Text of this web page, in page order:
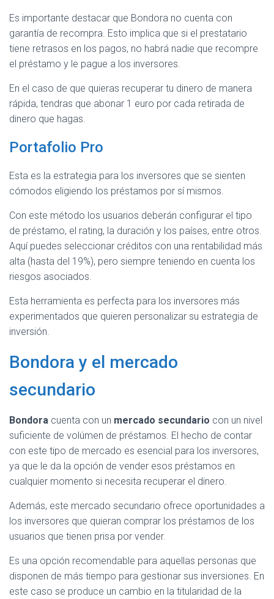
Es importante destacar que Bondora no cuenta con
garantía de recompra. Esto implica que si el prestatario
tiene retrasos en los pagos, no habrá nadie que recompre
el préstamo y le pague a los inversores.
En el caso de que quieras recuperar tu dinero de manera
rápida, tendras que abonar 1 euro por cada retirada de
dinero que hagas.
Portafolio Pro
Esta es la estrategia para los inversores que se sienten
cómodos eligiendo los préstamos por sí mismos.
Con este método los usuarios deberán configurar el tipo
de préstamo, el rating, la duración y los países, entre otros.
Aquí puedes seleccionar créditos con una rentabilidad más
alta (hasta del 19%), pero siempre teniendo en cuenta los
riesgos asociados.
Esta herramienta es perfecta para los inversores más
experimentados que quieren personalizar su estrategia de
inversión.
Bondora y el mercado
secundario
Bondora cuenta con un mercado secundario con un nivel
suficiente de volúmen de préstamos. El hecho de contar
con este tipo de mercado es esencial para los inversores,
ya que le da la opción de vender esos préstamos en
cualquier momento si necesita recuperar el dinero.
Además, este mercado secundario ofrece oportunidades a
los inversores que quieran comprar los préstamos de los
usuarios que tienen prisa por vender.
Es una opción recomendable para aquellas personas que
disponen de más tiempo para gestionar sus inversiones. En
este caso se produce un cambio en la titularidad de la